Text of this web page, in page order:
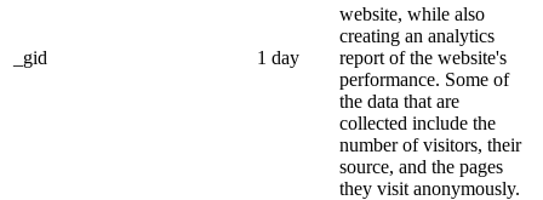
_gid 1 day
website, while also
creating an analytics
report of the website's
performance. Some of
the data that are
collected include the
number of visitors, their
source, and the pages
they visit anonymously.